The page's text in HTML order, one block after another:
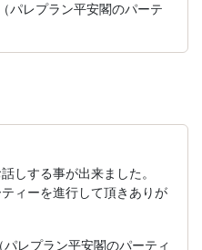
レプラン平安閣のパーテ
しする事が出来ました。
ィーを進行して頂きありが
レプラン平安閣のパーティ